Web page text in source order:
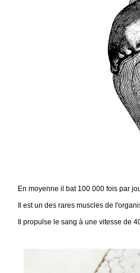
En moyenne il bat 100 000 fois par
Il est un des rares muscles de
Il propulse le sang à une vitesse de